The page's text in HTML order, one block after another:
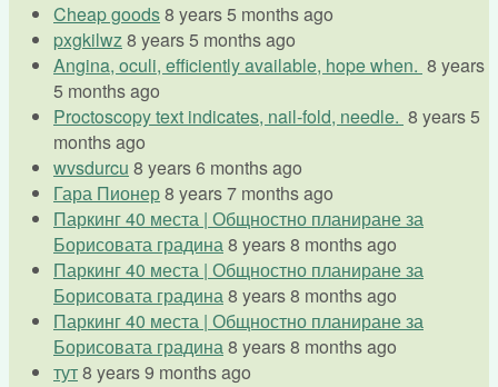
Cheap goods8 years 5 months ago
pxgkilwz8 years 5 months ago
Angina, oculi, efficiently available, hope when. 8 years
5 months ago
Proctoscopy text indicates, nail-fold, needle. 8 years 5
months ago
wvsdurcu 8 years 6 months ago
Гара Пионер8 years 7 months ago
Паркинг 40 места | Общностно планиране за
Борисовата градина8 years 8 months ago
Паркинг 40 места | Общностно планиране за
Борисовата градина8 years 8 months ago
Паркинг 40 места | Общностно планиране за
Борисовата градина8 years 8 months ago
тут8 years 9 months ago